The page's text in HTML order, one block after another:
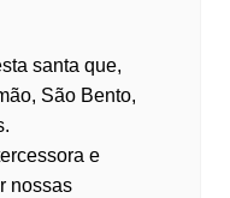
santa que,
São Bento,
e
nossas